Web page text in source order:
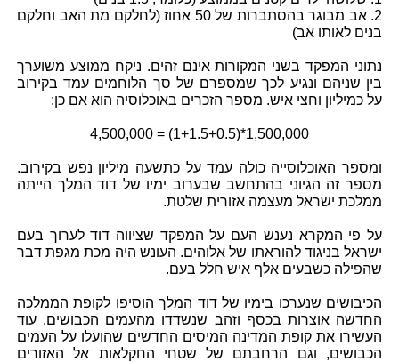
2. אב מבוגר בהסתברות של 50 אחוז (לחלקם מת האב וחלקם
בנים לאותו אב)
נתוני המפקד בשני המקורות אינם זהים. ניקח ממוצע משוערך
בין שניהם ונגיע לכך שמספרם של סך הלוחמים עמד בקירוב
על כמיליון וחצי איש. מספר הזכרים באוכלוסיה הוא אם כן:
1,500,000*(1+1.5+0.5) = 4,500,000
ומספר האוכלוסייה כולה עמד על כתשעה מיליון נפש בקירוב.
מספר זה הגיוני בהתחשב שבערוב ימיו של דוד המלך הייתה
ממלכת ישראל מעצמה אזורית שלטת.
על פי המקרא נענש העם על המפקד שציווה דוד לערוך בעם
ישראל בניגוד להוראתו של אלוהים. העונש היה מכת מגפת דבר
שהפילה כשבעים אלף איש חלל בעם.
הכיבושים שנערכו בימיו של דוד המלך הוסיפו לקופת הממלכה
החדשה אוצרות בכסף וזהב שנשדדו מהעמים הכבושים. עוד
העשירו את קופת המדינה המיסים החדשים שהועלו על העמים
הכבושים, וגם הרחבתם של שטחי החקלאות אל האזורים